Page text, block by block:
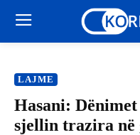
LAJME
Hasani:
sjellin trazira